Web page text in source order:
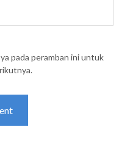
pada peramban ini untuk